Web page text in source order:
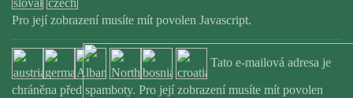
Pro její zobrazení musíte mít povolen Javascript.
Tato e-mailová adresa je
chráněna před spamboty. Pro její zobrazení musíte mít povolen